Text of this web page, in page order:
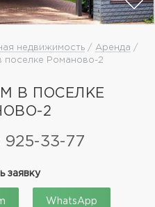
недвижимость/ Аренда /
поселке Романово-2
В ПОСЕЛКЕ
2
925-33-77
заявку
WhatsApp